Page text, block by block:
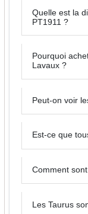
Quelle est la
PT1911 ?
Pourquoi
Lavaux ?
Peut-on voir
Est-ce que
Comment
Les Taurus